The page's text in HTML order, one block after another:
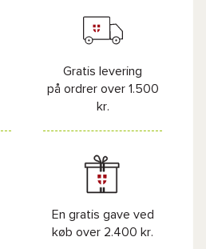
Gratis levering
på ordrer over 1.500
kr.
En gratis gave ved
køb over 2.400 kr.